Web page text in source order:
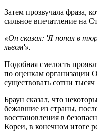
Затем прозвучала фраза,
сильное впечатление на
«Он сказал: 'Я попал в
львом'».
Подобная смелость
по оценкам организации
существовать сотни
Браун сказал, что
бежавшие из страны,
восстановления в
Кореи, в конечном итоге